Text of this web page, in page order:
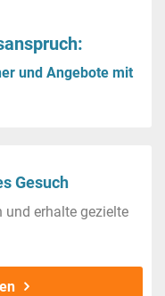
und Angebote mit
Gesuch
und erhalte gezielte